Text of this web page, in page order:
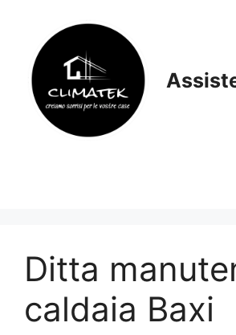
contenuto
Ditta
caldaia Baxi